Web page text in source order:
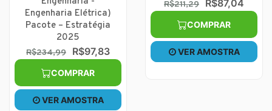
Engenharia Elétrica)
Pacote – Estratégia
2025
R$234,99 R$97,83
COMPRAR
VER AMOSTRA
R$211,29 R$87,04
COMPRAR
VER AMOSTRA